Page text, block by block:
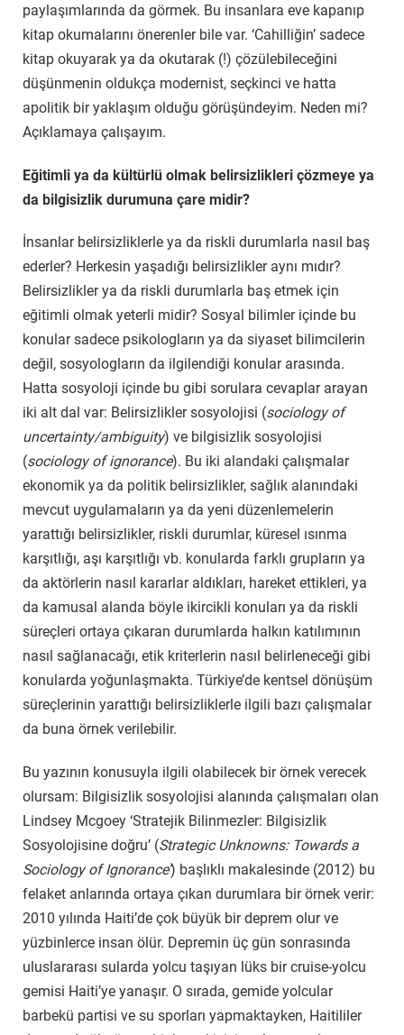
paylaşımlarında da görmek. Bu insanlara eve kapanıp
kitap okumalarını önerenler bile var. ‘Cahilliğin’ sadece
kitap okuyarak ya da okutarak (!) çözülebileceğini
düşünmenin oldukça modernist, seçkinci ve hatta
apolitik bir yaklaşım olduğu görüşündeyim. Neden mi?
Açıklamaya çalışayım.
Eğitimli ya da kültürlü olmak belirsizlikleri çözmeye ya
da bilgisizlik durumuna çare midir?
İnsanlar belirsizliklerle ya da riskli durumlarla nasıl baş
ederler? Herkesin yaşadığı belirsizlikler aynı mıdır?
Belirsizlikler ya da riskli durumlarla baş etmek için
eğitimli olmak yeterli midir? Sosyal bilimler içinde bu
konular sadece psikologların ya da siyaset bilimcilerin
değil, sosyologların da ilgilendiği konular arasında.
Hatta sosyoloji içinde bu gibi sorulara cevaplar arayan
iki alt dal var: Belirsizlikler sosyolojisi (sociology of
uncertainty/ambiguity) ve bilgisizlik sosyolojisi
(sociology of ignorance). Bu iki alandaki çalışmalar
ekonomik ya da politik belirsizlikler, sağlık alanındaki
mevcut uygulamaların ya da yeni düzenlemelerin
yarattığı belirsizlikler, riskli durumlar, küresel ısınma
karşıtlığı, aşı karşıtlığı vb. konularda farklı grupların ya
da aktörlerin nasıl kararlar aldıkları, hareket ettikleri, ya
da kamusal alanda böyle ikircikli konuları ya da riskli
süreçleri ortaya çıkaran durumlarda halkın katılımının
nasıl sağlanacağı, etik kriterlerin nasıl belirleneceği gibi
konularda yoğunlaşmakta. Türkiye’de kentsel dönüşüm
süreçlerinin yarattığı belirsizliklerle ilgili bazı çalışmalar
da buna örnek verilebilir.
Bu yazının konusuyla ilgili olabilecek bir örnek verecek
olursam: Bilgisizlik sosyolojisi alanında çalışmaları olan
Lindsey Mcgoey ‘Stratejik Bilinmezler: Bilgisizlik
Sosyolojisine doğru’ (Strategic Unknowns: Towards a
Sociology of Ignorance’) başlıklı makalesinde (2012) bu
felaket anlarında ortaya çıkan durumlara bir örnek verir:
2010 yılında Haiti’de çok büyük bir deprem olur ve
yüzbinlerce insan ölür. Depremin üç gün sonrasında
uluslararası sularda yolcu taşıyan lüks bir cruise-yolcu
gemisi Haiti’ye yanaşır. O sırada, gemide yolcular
barbekü partisi ve su sporları yapmaktayken, Haitililer